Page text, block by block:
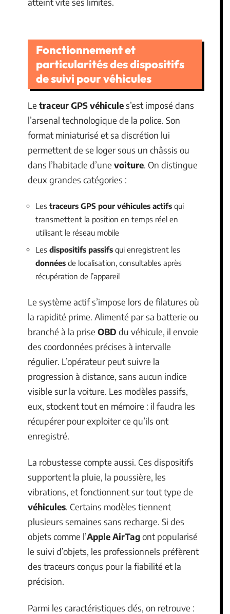
Fonctionnement et
particularités des dispositifs
de suivi pour véhicules
Le traceur GPS véhicules’est imposé dans
l’arsenal technologique de la police. Son
format miniaturisé et sa discrétion lui
permettent de se loger sous un châssis ou
dans l’habitacle d’une voiture. On distingue
deux grandes catégories :
Les traceurs GPS pour véhicules actifs qui
transmettent la position en temps réel en
utilisant le réseau mobile
Les dispositifs passifs qui enregistrent les
données de localisation, consultables après
récupération de l’appareil
Le système actif s’impose lors de filatures où
la rapidité prime. Alimenté par sa batterie ou
branché à la prise OBD du véhicule, il envoie
des coordonnées précises à intervalle
régulier. L’opérateur peut suivre la
progression à distance, sans aucun indice
visible sur la voiture. Les modèles passifs,
eux, stockent tout en mémoire : il faudra les
récupérer pour exploiter ce qu’ils ont
enregistré.
La robustesse compte aussi. Ces dispositifs
supportent la pluie, la poussière, les
vibrations, et fonctionnent sur tout type de
véhicules. Certains modèles tiennent
plusieurs semaines sans recharge. Si des
objets comme l’Apple AirTagont popularisé
le suivi d’objets, les professionnels préfèrent
des traceurs conçus pour la fiabilité et la
précision.
Parmi les caractéristiques clés, on retrouve :